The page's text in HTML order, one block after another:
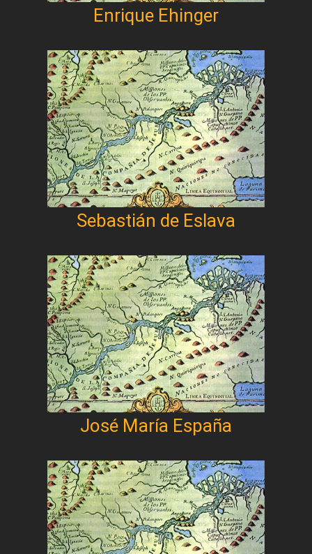
Enrique Ehinger
Sebastián de Eslava
José María España